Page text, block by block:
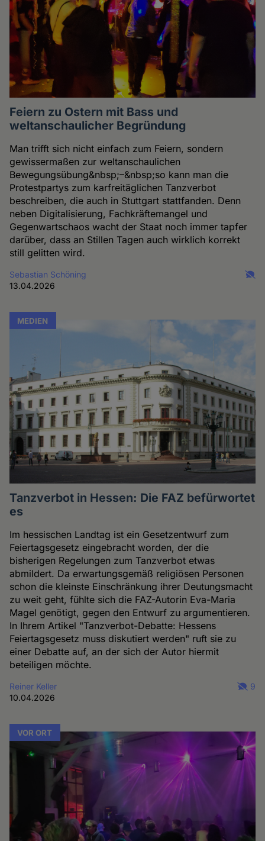
Feiern zu Ostern mit Bass und
weltanschaulicher Begründung
Man trifft sich nicht einfach zum Feiern, sondern
gewissermaßen zur weltanschaulichen
Bewegungsübung&nbsp;–&nbsp;so kann man die
Protestpartys zum karfreitäglichen Tanzverbot
beschreiben, die auch in Stuttgart stattfanden. Denn
neben Digitalisierung, Fachkräftemangel und
Gegenwartschaos wacht der Staat noch immer tapfer
darüber, dass an Stillen Tagen auch wirklich korrekt
still gelitten wird.
Sebastian Schöning
13.04.2026
MEDIEN
Tanzverbot in Hessen: Die FAZ befürwortet
es
Im hessischen Landtag ist ein Gesetzentwurf zum
Feiertagsgesetz eingebracht worden, der die
bisherigen Regelungen zum Tanzverbot etwas
abmildert. Da erwartungsgemäß religiösen Personen
schon die kleinste Einschränkung ihrer Deutungsmacht
zu weit geht, fühlte sich die FAZ-Autorin Eva-Maria
Magel genötigt, gegen den Entwurf zu argumentieren.
In Ihrem Artikel "Tanzverbot-Debatte: Hessens
Feiertagsgesetz muss diskutiert werden" ruft sie zu
einer Debatte auf, an der sich der Autor hiermit
beteiligen möchte.
Reiner Keller
10.04.2026
9
VOR ORT